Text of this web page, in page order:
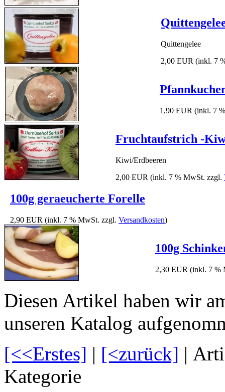
Quittengelee
2,00 EUR (inkl. 7
1,90 EUR (inkl. 7
Fruchtaufstrich -
Kiwi/Erdbeeren
2,00 EUR (inkl. 7 % MwSt. zzgl.
100g geraeucherte Forelle
2,90 EUR (inkl. 7 % MwSt. zzgl. Versandkosten)
100g
2,30 EUR (inkl. 7 %
Diesen Artikel haben wir
unseren Katalog
[<<Erstes] | [<zurück] |
Kategorie